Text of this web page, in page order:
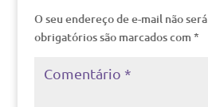
O seu endereço de e-mail não
obrigatórios são marcados com *